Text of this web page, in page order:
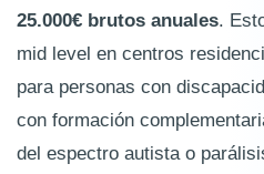
25.000€ brutos anuales.
mid level en centros
para personas con
con formación
del espectro autista o